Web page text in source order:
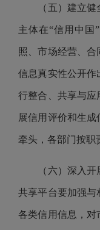
（五）建立健全
主体在“信用中国
照、市场经营、
信息真实性公开作
行整合、共享与应
展信用评价和生
牵头，各部门按职
（六）深入开展
共享平台要加强与
各类信用信息，对